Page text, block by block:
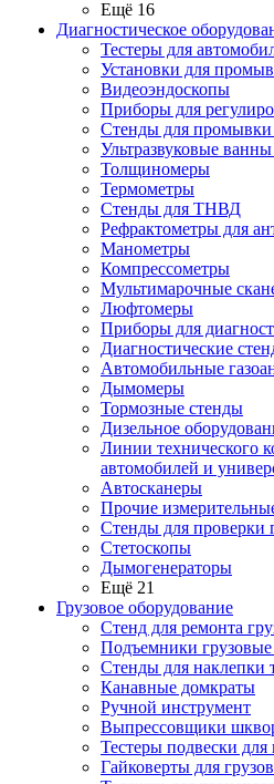
Ещё 16
Диагностическое
Тестеры для
Установки для
Видеоэндоскопы
Приборы для
Стенды для
Ультразвуковые ванны
Толщиномеры
Термометры
Стенды для ТНВД
Рефрактометры для
Манометры
Компрессометры
Мультимарочные
Люфтомеры
Приборы для
Диагностические
Автомобильные
Дымомеры
Тормозные стенды
Дизельное
Линии технического
автомобилей и
Автосканеры
Прочие
Стенды для проверки
Стетоскопы
Дымогенераторы
Ещё 21
Грузовое оборудование
Стенд для ремонта
Подъемники
Стенды для наклепки
Канавные домкраты
Ручной инструмент
Выпрессовщики
Тестеры подвески
Гайковерты для